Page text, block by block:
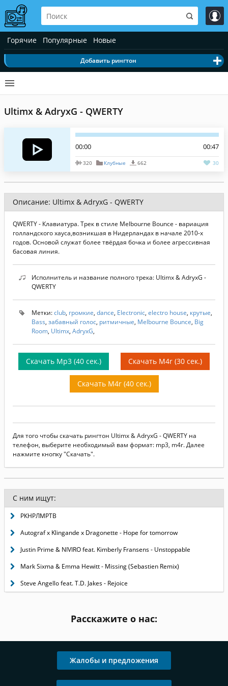
Горячие Популярные Новые
Добавить рингтон
Ultimx & AdryxG - QWERTY
00:00 00:47
320 Клубные 662 30
Описание: Ultimx & AdryxG - QWERTY
QWERTY - Клавиатура. Трек в стиле Melbourne Bounce - вариация
голландского хауса,возникшая в Нидерландах в начале 2010-х
годов. Основой служат более твёрдая бочка и более агрессивная
басовая линия.
Исполнитель и название полного трека: Ultimx & AdryxG -
QWERTY
Метки:club, громкие, dance, Electronic, electro house, крутые,
Bass, забавный голос, ритмичные, Melbourne Bounce, Big
Room, Ultimx, AdryxG,
Скачать Mp3 (40 сек.) Скачать M4r (30 сек.)
Скачать M4r (40 сек.)
Для того чтобы скачать рингтон Ultimx & AdryxG - QWERTY на
телефон, выберите необходимый вам формат: mp3, m4r. Далее
нажмите кнопку "Скачать".
С ним ищут:
РКНРЛМРТВ
Autograf x Klingande x Dragonette - Hope for tomorrow
Justin Prime & NIVIRO feat. Kimberly Fransens - Unstoppable
Mark Sixma & Emma Hewitt - Missing (Sebastien Remix)
Steve Angello feat. T.D. Jakes - Rejoice
Расскажите о нас:
Жалобы и предложения